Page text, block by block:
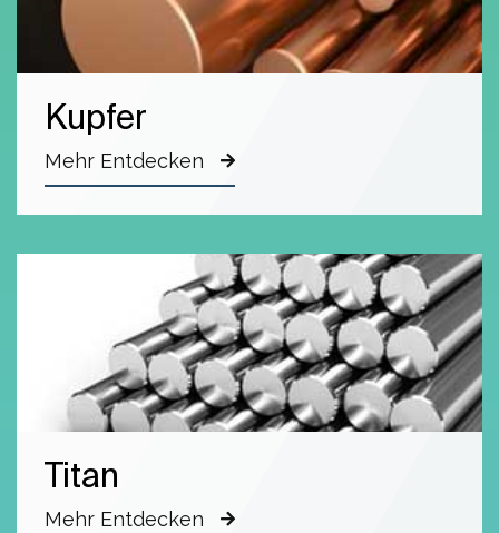
Kupfer
Mehr Entdecken
Titan
Mehr Entdecken